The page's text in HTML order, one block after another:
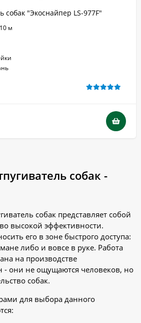
собак "Экоснайпер LS-977F"
м
собак -
собак представляет собой
высокой эффективности.
его в зоне быстрого доступа:
либо и вовсе в руке. Работа
на производстве
- они не ощущаются человеков, но
собак.
для выбора данного